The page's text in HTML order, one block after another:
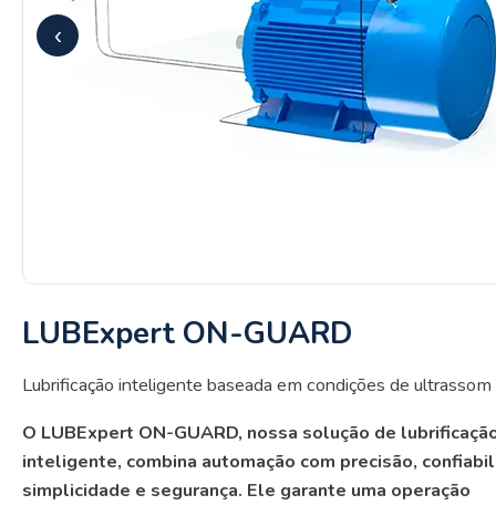
‹
LUBExpert ON-GUARD
Lubrificação inteligente baseada em condições de ultrassom
O LUBExpert ON-GUARD, nossa solução de
inteligente, combina automação com precisão,
simplicidade e segurança. Ele garante uma operação